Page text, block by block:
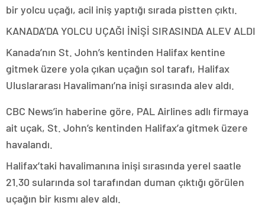
bir yolcu uçağı, acil iniş yaptığı sırada pistten çıktı.
KANADA’DA YOLCU UÇAĞI İNİŞİ SIRASINDA ALEV ALDI
Kanada’nın St. John’s kentinden Halifax kentine
gitmek üzere yola çıkan uçağın sol tarafı, Halifax
Uluslararası Havalimanı’na inişi sırasında alev aldı.
CBC News’in haberine göre, PAL Airlines adlı firmaya
ait uçak, St. John’s kentinden Halifax’a gitmek üzere
havalandı.
Halifax’taki havalimanına inişi sırasında yerel saatle
21.30 sularında sol tarafından duman çıktığı görülen
uçağın bir kısmı alev aldı.